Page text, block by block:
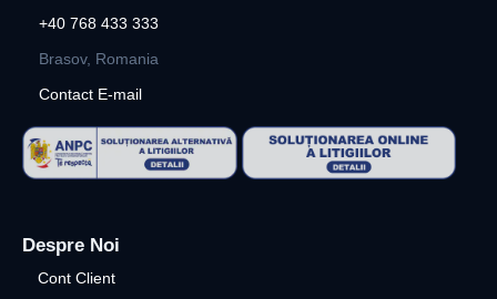
+40 768 433 333
Brasov, Romania
Contact E-mail
Despre Noi
Cont Client